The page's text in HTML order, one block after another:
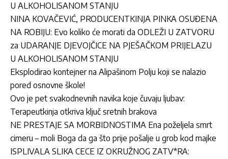
U ALKOHOLISANOM STANJU
NINA KOVAČEVIĆ, PRODUCENTKINJA PINKA OSUĐENA
NA ROBIJU: Evo koliko će morati da ODLEŽI U ZATVORU
za UDARANJE DJEVOJČICE NA PJEŠAČKOM PRIJELAZU
U ALKOHOLISANOM STANJU
Eksplodirao kontejner na Alipašinom Polju koji se nalazio
pored osnovne škole!
Ovo je pet svakodnevnih navika koje čuvaju ljubav:
Terapeutkinja otkriva ključ sretnih brakova
NE PRESTAJE SA MORBIDNOSTIMA Ena poželjela smrt
cimeru – moli Boga da ga što prije pošalje u grob kod majke
ISPLIVALA SLIKA CECE IZ OKRUŽNOG ZATV*RA: